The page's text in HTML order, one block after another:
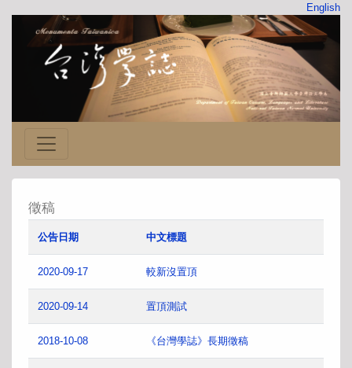
English
徵稿
公告日期 中文標題
2020-09-17 較新沒置頂
2020-09-14 置頂測試
2018-10-08 《台灣學誌》長期徵稿